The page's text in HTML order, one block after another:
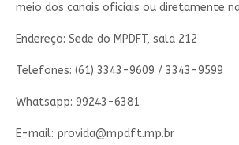
meio dos canais oficiais ou diretamente
Endereço: Sede do MPDFT, sala 212
Telefones: (61) 3343-9609 / 3343-9599
Whatsapp: 99243-6381
E-mail: provida@mpdft.mp.br